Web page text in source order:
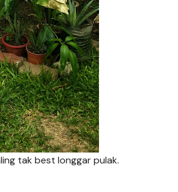
tak best longgar pulak.